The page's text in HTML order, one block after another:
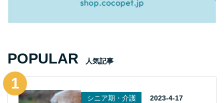
POPULAR 人気記事
シニア期・介護 2023-4-17